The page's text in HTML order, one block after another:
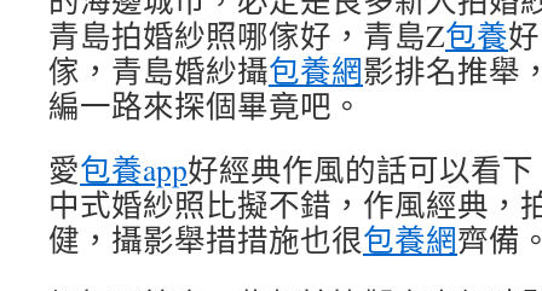
青島拍婚紗照哪傢好，青島Z包養
傢，青島婚紗攝包養網影排名推舉
編一路來探個畢竟吧。
愛包養app好經典作風的話可以看
中式婚紗照比擬不錯，作風經典，
健，攝影舉措措施也很包養網齊備